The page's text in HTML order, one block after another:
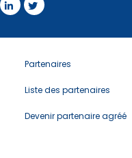
Menu
footer
5
Partenaires
Liste des partenaires
Devenir partenaire agréé